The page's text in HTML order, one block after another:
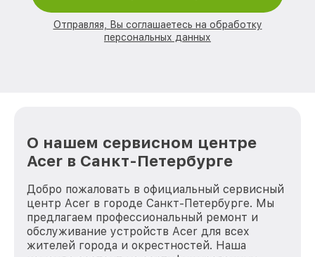
Отправляя, Вы соглашаетесь на обработку
персональных данных
О нашем сервисном центре
Acer в Санкт-Петербурге
Добро пожаловать в официальный сервисный
центр Acer в городе Санкт-Петербурге. Мы
предлагаем профессиональный ремонт и
обслуживание устройств Acer для всех
жителей города и окрестностей. Наша